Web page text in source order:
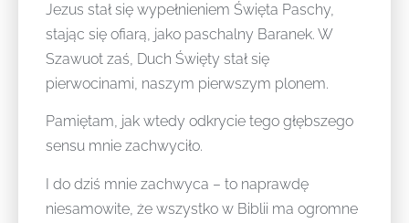
Jezus stał się wypełnieniem Święta Paschy,
stając się ofiarą, jako paschalny Baranek. W
Szawuot zaś, Duch Święty stał się
pierwocinami, naszym pierwszym plonem.
Pamiętam, jak wtedy odkrycie tego głębszego
sensu mnie zachwyciło.
I do dziś mnie zachwyca – to naprawdę
niesamowite, że wszystko w Biblii ma ogromne